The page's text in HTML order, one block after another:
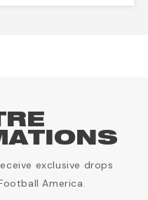
exclusive drops
America.